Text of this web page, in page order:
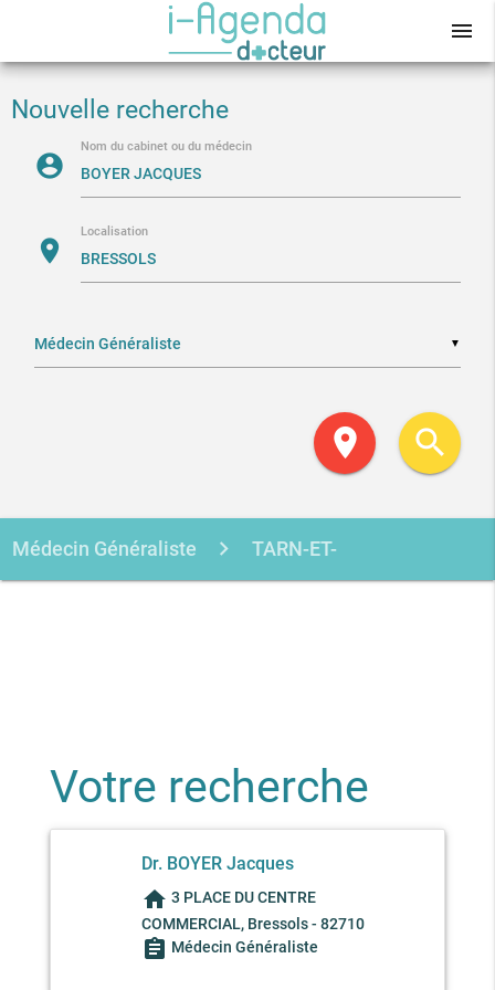
menu
Nouvelle recherche
account_circle
Nom du cabinet ou du médecin
location_on
Localisation
▼
location_on search
Médecin Généraliste TARN-ET-
Votre recherche
Dr. BOYER Jacques
home 3 PLACE DU CENTRE
COMMERCIAL, Bressols - 82710
assignment Médecin Généraliste